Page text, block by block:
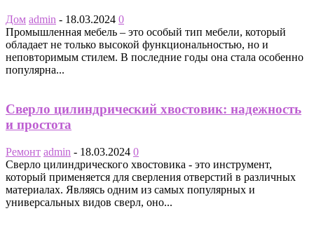
Дом admin - 18.03.2024 0
Промышленная мебель – это особый тип мебели, который
обладает не только высокой функциональностью, но и
неповторимым стилем. В последние годы она стала особенно
популярна...
Сверло цилиндрический хвостовик: надежность
и простота
Ремонт admin - 18.03.2024 0
Сверло цилиндрического хвостовика - это инструмент,
который применяется для сверления отверстий в различных
материалах. Являясь одним из самых популярных и
универсальных видов сверл, оно...